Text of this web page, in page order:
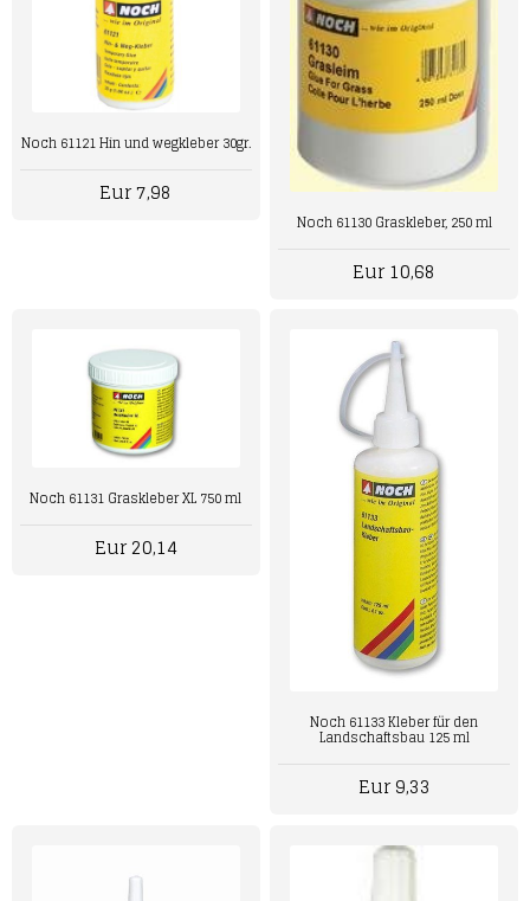
Noch 61121 Hin und wegkleber 30gr.
Eur 7,98
Noch 61130 Graskleber, 250 ml
Eur 10,68
Noch 61131 Graskleber XL 750 ml
Eur 20,14
Noch 61133 Kleber für den
Landschaftsbau 125 ml
Eur 9,33